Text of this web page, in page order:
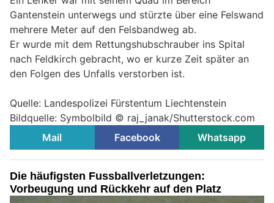
Gantenstein unterwegs und stürzte über eine Felswand
mehrere Meter auf den Felsbandweg ab.
Er wurde mit dem Rettungshubschrauber ins Spital
nach Feldkirch gebracht, wo er kurze Zeit später an
den Folgen des Unfalls verstorben ist.
Quelle: Landespolizei Fürstentum Liechtenstein
Bildquelle: Symbolbild © raj_janak/Shutterstock.com
Mail
Facebook Whatsapp
Die häufigsten Fussballverletzungen:
Vorbeugung und Rückkehr auf den Platz